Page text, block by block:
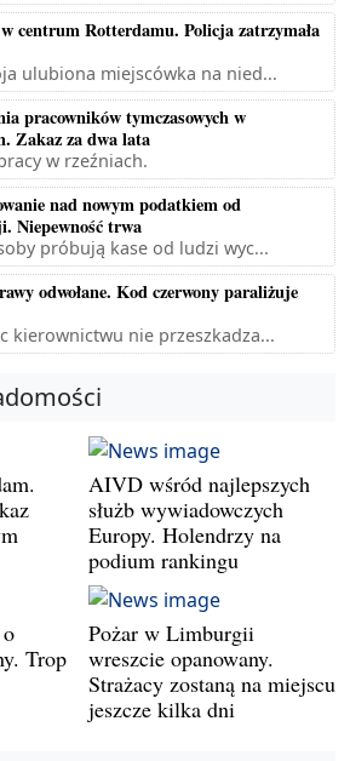
centrum Rotterdamu. Policja zatrzymała
ulubiona miejscówka na nied...
pracowników tymczasowych w
Zakaz za dwa lata
w rzeźniach.
nad nowym podatkiem od
Niepewność trwa
próbują kase od ludzi wyc...
odwołane. Kod czerwony paraliżuje
kierownictwu nie przeszkadza...
AIVD wśród najlepszych
służb wywiadowczych
Europy. Holendrzy na
podium rankingu
Trop
Pożar w Limburgii
wreszcie opanowany.
Strażacy zostaną na miejscu
jeszcze kilka dni